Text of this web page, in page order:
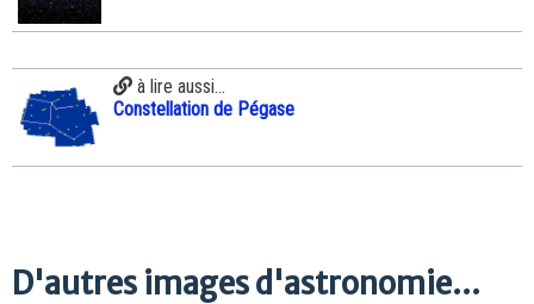
à lire aussi...
Constellation de Pégase
D'autres images d'astronomie...